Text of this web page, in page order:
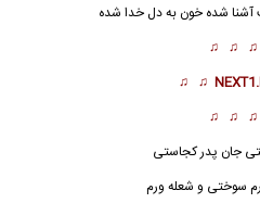
آشنا شده خون به دل خدا شده
♫ ♫
♫ ♫
♫ ♫
جان پدر کجاستی
سوختی و شعله ورم